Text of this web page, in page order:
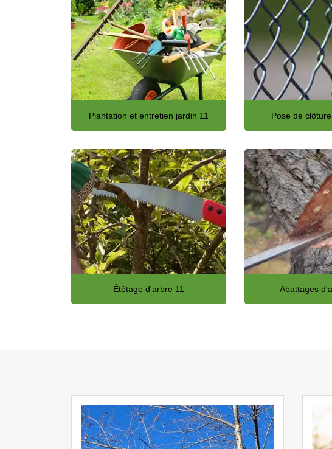
Plantation et entretien jardin 11 Pose de
Étêtage d'arbre 11 Abattages